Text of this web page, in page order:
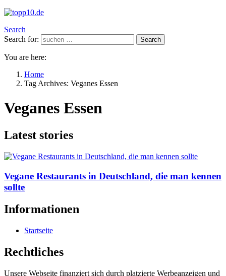
Search
Search for:
Search
You are here:
Home
Tag Archives: Veganes Essen
Veganes Essen
Latest stories
Vegane Restaurants in Deutschland, die man kennen
sollte
Informationen
Startseite
Rechtliches
Unsere Webseite finanziert sich durch platzierte Werbeanzeigen und